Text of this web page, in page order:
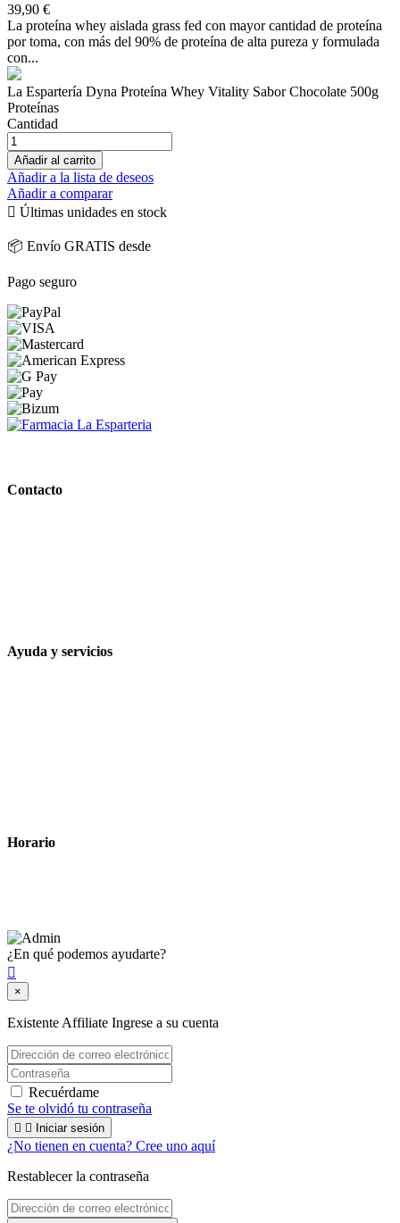
39,90 €
La proteína whey aislada grass fed con mayor cantidad de proteína
por toma, con más del 90% de proteína de alta pureza y formulada
con...
La Espartería Dyna Proteína Whey Vitality Sabor Chocolate 500g
Proteínas
Cantidad
Añadir al carrito
Añadir a la lista de deseos
Añadir a comparar
 Últimas unidades en stock
📦 Envío GRATIS desde
Pago seguro
Contacto
Ayuda y servicios
Horario
¿En qué podemos ayudarte?

×
Existente Affiliate Ingrese a su cuenta
Recuérdame
Se te olvidó tu contraseña
  Iniciar sesión
¿No tienen en cuenta? Cree uno aquí
Restablecer la contraseña